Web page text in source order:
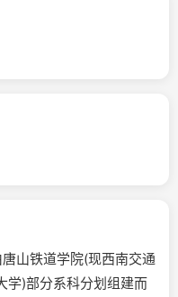
山铁道学院(现西南交通
学)部分系科分划组建而